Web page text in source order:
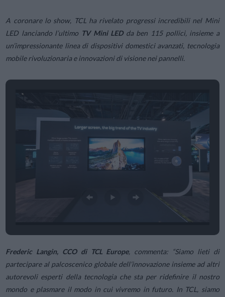
A coronare lo show, TCL ha rivelato progressi incredibili nel Mini
LED lanciando l’ultimo TV Mini LEDda ben 115 pollici, insieme a
un’impressionante linea di dispositivi domestici avanzati, tecnologia
mobile rivoluzionaria e innovazioni di visione nei pannelli.
Frederic Langin, CCO di TCL Europe, commenta: “Siamo lieti di
partecipare al palcoscenico globale dell’innovazione insieme ad altri
autorevoli esperti della tecnologia che sta per ridefinire il nostro
mondo e plasmare il modo in cui vivremo in futuro. In TCL, siamo